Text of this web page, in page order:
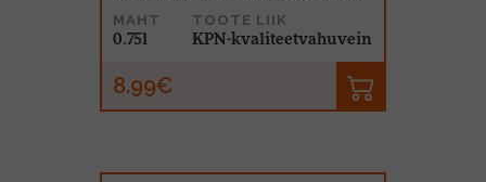
MAHT
0.75l
TOOTE LIIK
KPN-kvaliteetvahuvein
8.99€